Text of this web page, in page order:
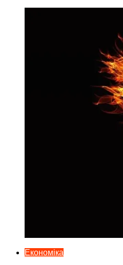
Економіка